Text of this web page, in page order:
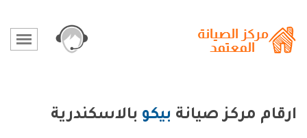
ارقام مركز صيانة بيكو بالاسكندرية